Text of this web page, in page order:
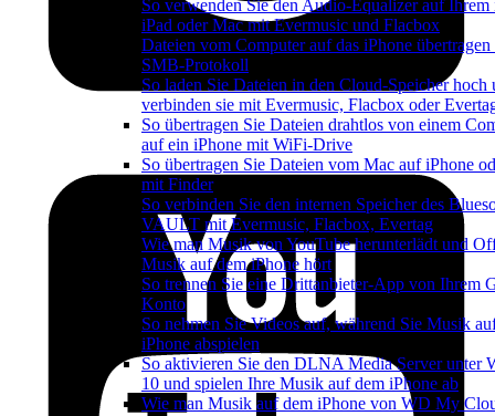
So verwenden Sie den Audio-Equalizer auf Ihrem
iPad oder Mac mit Evermusic und Flacbox
Dateien vom Computer auf das iPhone
SMB-Protokoll
So laden Sie Dateien in den Cloud-Speicher hoch
verbinden sie mit Evermusic, Flacbox oder
So übertragen Sie Dateien drahtlos von einem
auf ein iPhone mit WiFi-Drive
So übertragen Sie Dateien vom Mac auf iPhone
mit Finder
So verbinden Sie den internen Speicher des
VAULT mit Evermusic, Flacbox, Evertag
Wie man Musik von YouTube herunterlädt und
Musik auf dem iPhone hört
So trennen Sie eine Drittanbieter-App von Ihrem
Konto
So nehmen Sie Videos auf, während Sie Musik
iPhone abspielen
So aktivieren Sie den DLNA Media Server unter
10 und spielen Ihre Musik auf dem iPhone ab
Wie man Musik auf dem iPhone von WD My